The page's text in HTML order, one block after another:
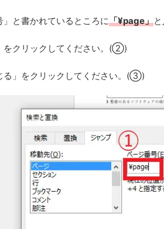
」と書かれているところに「¥page」
をクリックしてください。(②)
る」をクリックしてください。(③)